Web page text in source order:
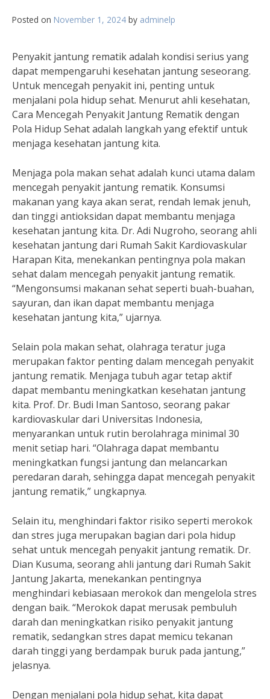
Posted on November 1, 2024 by adminelp
Penyakit jantung rematik adalah kondisi serius yang
dapat mempengaruhi kesehatan jantung seseorang.
Untuk mencegah penyakit ini, penting untuk
menjalani pola hidup sehat. Menurut ahli kesehatan,
Cara Mencegah Penyakit Jantung Rematik dengan
Pola Hidup Sehat adalah langkah yang efektif untuk
menjaga kesehatan jantung kita.
Menjaga pola makan sehat adalah kunci utama dalam
mencegah penyakit jantung rematik. Konsumsi
makanan yang kaya akan serat, rendah lemak jenuh,
dan tinggi antioksidan dapat membantu menjaga
kesehatan jantung kita. Dr. Adi Nugroho, seorang ahli
kesehatan jantung dari Rumah Sakit Kardiovaskular
Harapan Kita, menekankan pentingnya pola makan
sehat dalam mencegah penyakit jantung rematik.
“Mengonsumsi makanan sehat seperti buah-buahan,
sayuran, dan ikan dapat membantu menjaga
kesehatan jantung kita,” ujarnya.
Selain pola makan sehat, olahraga teratur juga
merupakan faktor penting dalam mencegah penyakit
jantung rematik. Menjaga tubuh agar tetap aktif
dapat membantu meningkatkan kesehatan jantung
kita. Prof. Dr. Budi Iman Santoso, seorang pakar
kardiovaskular dari Universitas Indonesia,
menyarankan untuk rutin berolahraga minimal 30
menit setiap hari. “Olahraga dapat membantu
meningkatkan fungsi jantung dan melancarkan
peredaran darah, sehingga dapat mencegah penyakit
jantung rematik,” ungkapnya.
Selain itu, menghindari faktor risiko seperti merokok
dan stres juga merupakan bagian dari pola hidup
sehat untuk mencegah penyakit jantung rematik. Dr.
Dian Kusuma, seorang ahli jantung dari Rumah Sakit
Jantung Jakarta, menekankan pentingnya
menghindari kebiasaan merokok dan mengelola stres
dengan baik. “Merokok dapat merusak pembuluh
darah dan meningkatkan risiko penyakit jantung
rematik, sedangkan stres dapat memicu tekanan
darah tinggi yang berdampak buruk pada jantung,”
jelasnya.
Dengan menjalani pola hidup sehat, kita dapat